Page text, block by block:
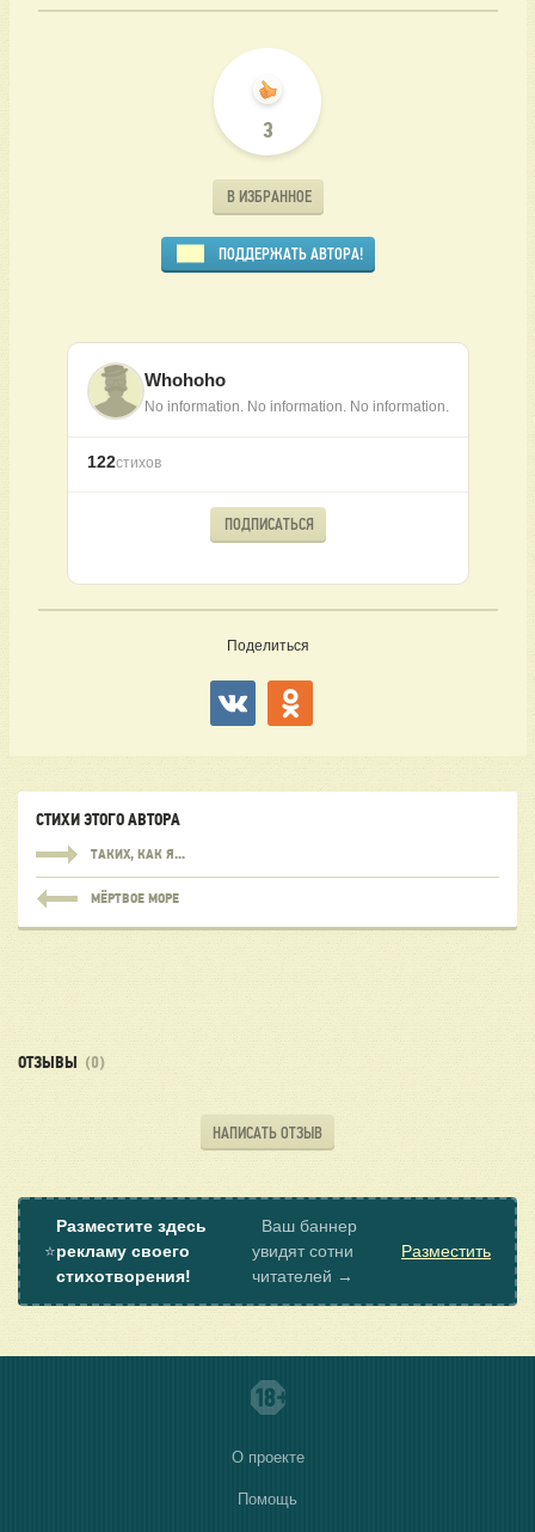
3
В ИЗБРАННОЕ
ПОДДЕРЖАТЬ АВТОРА!
Whohoho
No information. No information. No information.
122стихов
ПОДПИСАТЬСЯ
Поделиться
СТИХИ ЭТОГО АВТОРА
ТАКИХ, КАК Я...
МЁРТВОЕ МОРЕ
ОТЗЫВЫ (0)
НАПИСАТЬ ОТЗЫВ
⭐
Разместите здесь
рекламу своего
стихотворения!
Ваш баннер
увидят сотни
читателей →
Разместить
О проекте
Помощь